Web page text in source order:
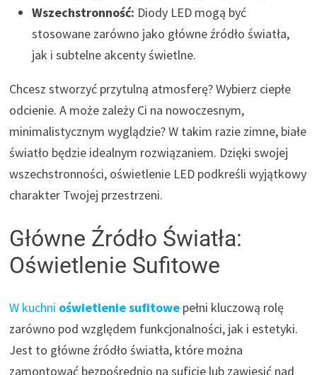
Wszechstronność: Diody LED mogą być
stosowane zarówno jako główne źródło światła,
jak i subtelne akcenty świetlne.
Chcesz stworzyć przytulną atmosferę? Wybierz ciepłe
odcienie. A może zależy Ci na nowoczesnym,
minimalistycznym wyglądzie? W takim razie zimne, białe
światło będzie idealnym rozwiązaniem. Dzięki swojej
wszechstronności, oświetlenie LED podkreśli wyjątkowy
charakter Twojej przestrzeni.
Główne Źródło Światła:
Oświetlenie Sufitowe
W kuchni oświetlenie sufitowe pełni kluczową rolę
zarówno pod względem funkcjonalności, jak i estetyki.
Jest to główne źródło światła, które można
zamontować bezpośrednio na suficie lub zawiesić nad